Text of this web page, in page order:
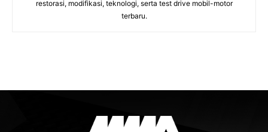
restorasi, modifikasi, teknologi, serta test drive mobil-motor
terbaru.